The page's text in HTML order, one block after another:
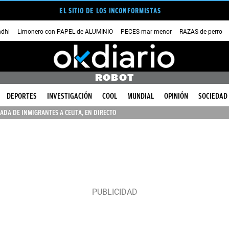
EL SITIO DE LOS INCONFORMISTAS
Limonero con PAPEL de ALUMINIO PECES mar menor RAZAS de perro
ROBOT
DEPORTES INVESTIGACIÓN COOL MUNDIAL OPINIÓN SOCIEDAD
DE INMIGRANTES A CEUTA, EN DIRECTO